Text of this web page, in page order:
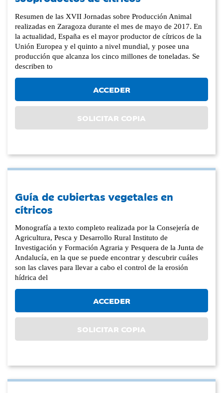
Resumen de las XVII Jornadas sobre Producción Animal
realizadas en Zaragoza durante el mes de mayo de 2017. En
la actualidad, España es el mayor productor de cítricos de la
Unión Europea y el quinto a nivel mundial, y posee una
producción que alcanza los cinco millones de toneladas. Se
describen to
ACCEDER
SOLICITAR COPIA
Guía de cubiertas vegetales en
cítricos
Monografía a texto completo realizada por la Consejería de
Agricultura, Pesca y Desarrollo Rural Instituto de
Investigación y Formación Agraria y Pesquera de la Junta de
Andalucía, en la que se puede encontrar y descubrir cuáles
son las claves para llevar a cabo el control de la erosión
hídrica del
ACCEDER
SOLICITAR COPIA